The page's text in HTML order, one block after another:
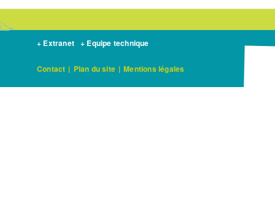
+ Extranet + Equipe technique
Contact | Plan du site | Mentions légales